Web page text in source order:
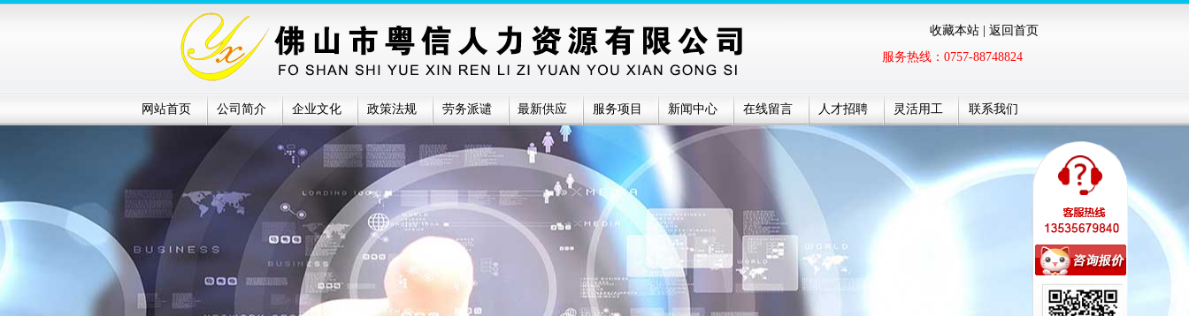
收藏本站
返回首页
服务热线：0757-88748824
网站首页 公司简介 企业文化 政策法规 劳务派谴 最新供应 服务项目 新闻中心 在线留言 人才招聘 灵活用工 联系我们